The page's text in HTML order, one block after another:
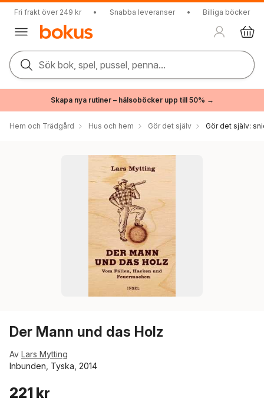
Fri frakt över 249 kr • Snabba leveranser • Billiga böcker
Sök bok, spel, pussel, penna...
Skapa nya rutiner – hälsoböcker upp till 50% →
Hem och Trädgård Hus och hem Gör det själv Gör det själv:
Der Mann und das Holz
Av Lars Mytting
Inbunden, Tyska, 2014
221 kr